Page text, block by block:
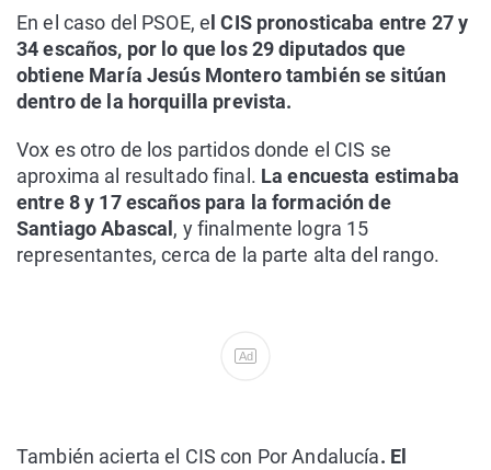
En el caso del PSOE, e l CIS pronosticaba entre 27 y
34 escaños, por lo que los 29 diputados que
obtiene María Jesús Montero también se sitúan
dentro de la horquilla prevista.
Vox es otro de los partidos donde el CIS se
aproxima al resultado final. La encuesta estimaba
entre 8 y 17 escaños para la formación de
Santiago Abascal , y finalmente logra 15
representantes, cerca de la parte alta del rango.
Ad
También acierta el CIS con Por Andalucía. El